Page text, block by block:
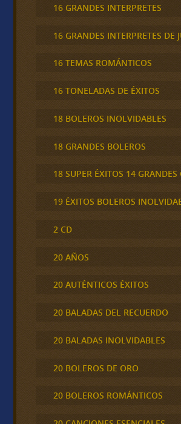
16 GRANDES INTERPRETES
16 GRANDES INTERPRETES DE
16 TEMAS ROMÁNTICOS
16 TONELADAS DE ÉXITOS
18 BOLEROS INOLVIDABLES
18 GRANDES BOLEROS
18 SUPER ÉXITOS 14 GRANDES
19 ÉXITOS BOLEROS
2 CD
20 AÑOS
20 AUTÉNTICOS ÉXITOS
20 BALADAS DEL RECUERDO
20 BALADAS INOLVIDABLES
20 BOLEROS DE ORO
20 BOLEROS ROMÁNTICOS